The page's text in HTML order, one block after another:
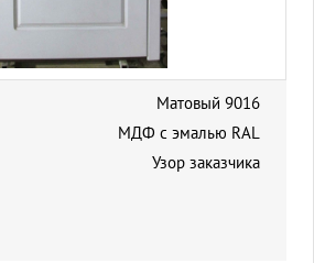
Матовый 9016
МДФ с эмалью RAL
Узор заказчика